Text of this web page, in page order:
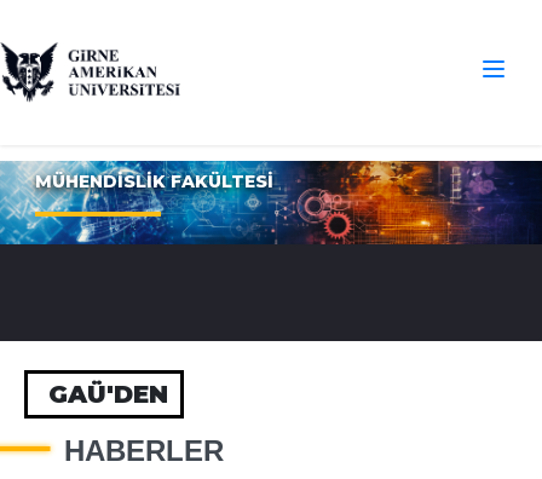
MÜHENDİSLİK FAKÜLTESİ
GAÜ'DEN
HABERLER